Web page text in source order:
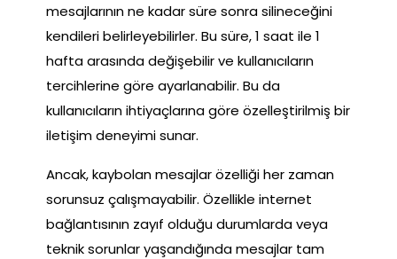
mesajlarının ne kadar süre sonra silineceğini
kendileri belirleyebilirler. Bu süre, 1 saat ile 1
hafta arasında değişebilir ve kullanıcıların
tercihlerine göre ayarlanabilir. Bu da
kullanıcıların ihtiyaçlarına göre özelleştirilmiş bir
iletişim deneyimi sunar.
Ancak, kaybolan mesajlar özelliği her zaman
sorunsuz çalışmayabilir. Özellikle internet
bağlantısının zayıf olduğu durumlarda veya
teknik sorunlar yaşandığında mesajlar tam